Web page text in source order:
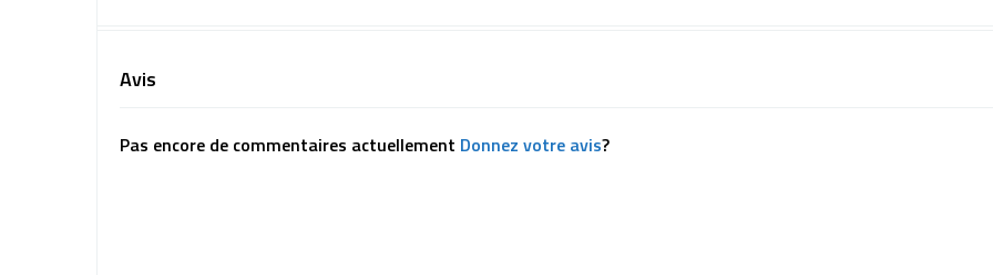
Avis
Pas encore de commentaires actuellement Donnez votre avis?